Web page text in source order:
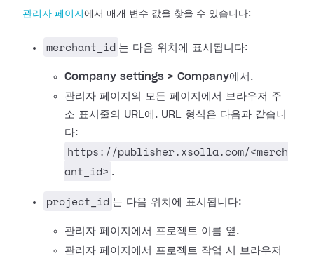
관리자 페이지 에서 매개 변수 값을 찾을 수 있습니다:
merchant_id 는 다음 위치에 표시됩니다:
Company settings > Company에서.
관리자 페이지의 모든 페이지에서 브라우저 주
소 표시줄의 URL에. URL 형식은 다음과 같습니
다:
https://publisher.xsolla.com/<merch
ant_id> .
project_id 는 다음 위치에 표시됩니다:
관리자 페이지에서 프로젝트 이름 옆.
관리자 페이지에서 프로젝트 작업 시 브라우저